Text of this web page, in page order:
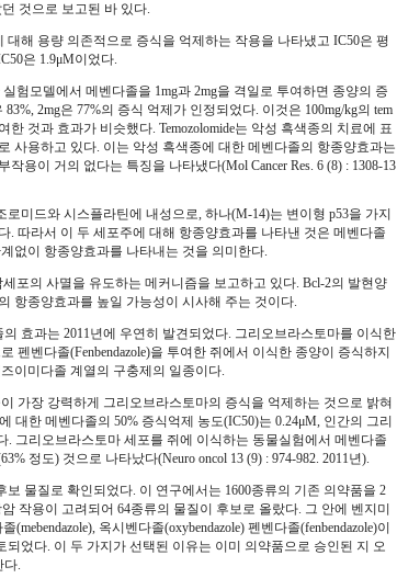
것으로 보고된 바 있다.
해 용량 의존적으로 증식을 억제하는 작용을 나타냈고 IC50은 평
은 1.9μM이었다.
험모델에서 메벤다졸을 1mg과 2mg을 격일로 투여하면 종양의 증
2mg은 77%의 증식 억제가 인정되었다. 이것은 100mg/kg의 tem
것과 효과가 비슷했다. Temozolomide는 악성 흑색종의 치료에 표
사용하고 있다. 이는 악성 흑색종에 대한 메벤다졸의 항종양효과는
용이 거의 없다는 특징을 나타냈다(Mol Cancer Res. 6 (8) : 1308-13
미드와 시스플라틴에 내성으로, 하나(M-14)는 변이형 p53을 가지
. 따라서 이 두 세포주에 대해 항종양효과를 나타낸 것은 메벤다졸
없이 항종양효과를 나타내는 것을 의미한다.
포의 사멸을 유도하는 메커니즘을 보고하고 있다. Bcl-2의 발현양
항종양효과를 높일 가능성이 시사해 주는 것이다.
효과는 2011년에 우연히 발견되었다. 그리오브라스토마를 이식한
펜벤다졸(Fenbendazole)을 투여한 쥐에서 이식한 종양이 증식하지
이미다졸 계열의 구충제의 일종이다.
가장 강력하게 그리오브라스토마의 증식을 억제하는 것으로 밝혀
대한 메벤다졸의 50% 증식억제 농도(IC50)는 0.24μM, 인간의 그리
. 그리오브라스토마 세포를 쥐에 이식하는 동물실험에서 메벤다졸
정도) 것으로 나타났다(Neuro oncol 13 (9) : 974-982. 2011년).
물질로 확인되었다. 이 연구에서는 1600종류의 기존 의약품을 2
작용이 고려되어 64종류의 물질이 후보로 올랐다. 그 안에 벤지미
(mebendazole), 옥시벤다졸(oxybendazole) 펜벤다졸(fenbendazole)이
었다. 이 두 가지가 선택된 이유는 이미 의약품으로 승인된 지 오
다.